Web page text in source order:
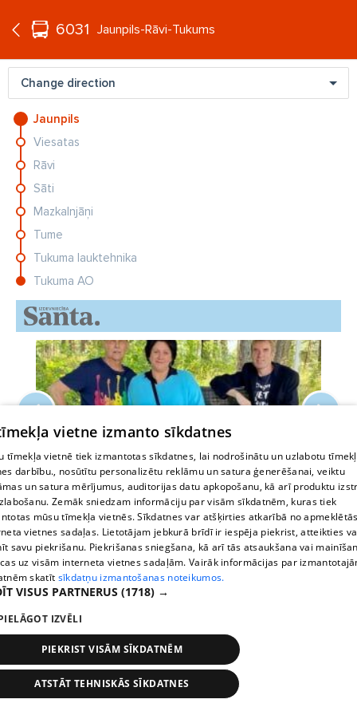
EN
6031 Jaunpils-Rāvi-Tukums
Change direction
Jaunpils
Viesatas
Rāvi
Sāti
Mazkalnjāņi
Tume
Tukuma lauktehnika
Tukuma AO
ZIŅAS
Jauns pavērsiens grupā Duets Sandra. Par solisti
tagad kļuvu...
Ko
Stops Times
zodiaka zīmēm no 10. līdz 16.
vietne izmanto sīkdatnes
tīmekļa vietnē tiek izmantotas sīkdatnes, lai nodrošinātu un uzlabotu
darbību., nosūtītu personalizētu reklāmu un satura ģenerēšanai, veiktu
un satura mērījumus, auditorijas datu apkopošanu, kā arī produktu
Zemāk sniedzam informāciju par visām sīkdatnēm, kuras tiek
mūsu tīmekļa vietnēs. Sīkdatnes var atšķirties atkarībā no
vietnes sadaļas. Lietotājam jebkurā brīdī ir iespēja piekrist, atteikties
savu piekrišanu. Piekrišanas sniegšana, kā arī tās atsaukšana vai
uz visām interneta vietnes sadaļām. Vairāk informācijas par
skatīt sīkdatņu izmantošanas noteikumos.
VISUS PARTNERUS (1718) →
IZVĒLI
PIEKRIST VISĀM SĪKDATNĒM
ATSTĀT TEHNISKĀS SĪKDATNES